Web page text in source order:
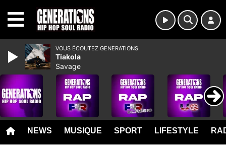
NEWS MUSIQUE SPORT LIFESTYLE
VOUS ÉCOUTEZ GENERATIONS
Tiakola
Savage